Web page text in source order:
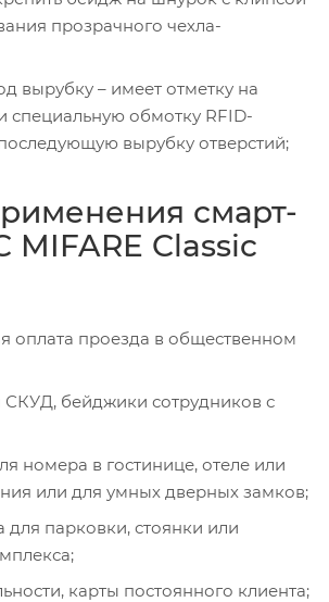
прозрачного чехла-
вырубку – имеет отметку на
специальную обмотку RFID-
вырубку отверстий;
смарт-
MIFARE Classic
оплата проезда в общественном
СКУД, бейджики сотрудников с
номера в гостинице, отеле или
или для умных дверных замков;
для парковки, стоянки или
карты постоянного клиента;